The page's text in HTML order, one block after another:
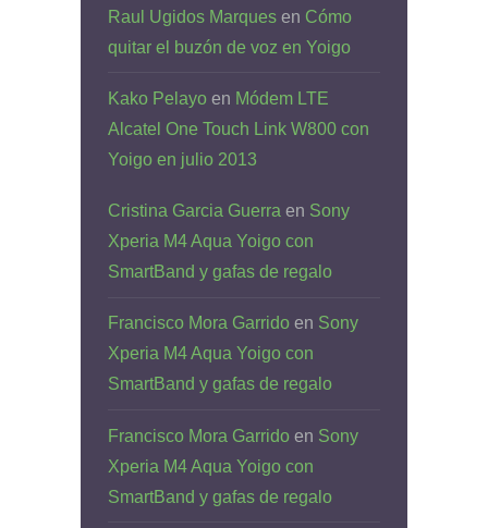
Raul Ugidos Marques en Cómo
quitar el buzón de voz en Yoigo
Kako Pelayo en Módem LTE
Alcatel One Touch Link W800 con
Yoigo en julio 2013
Cristina Garcia Guerra en Sony
Xperia M4 Aqua Yoigo con
SmartBand y gafas de regalo
Francisco Mora Garrido en Sony
Xperia M4 Aqua Yoigo con
SmartBand y gafas de regalo
Francisco Mora Garrido en Sony
Xperia M4 Aqua Yoigo con
SmartBand y gafas de regalo